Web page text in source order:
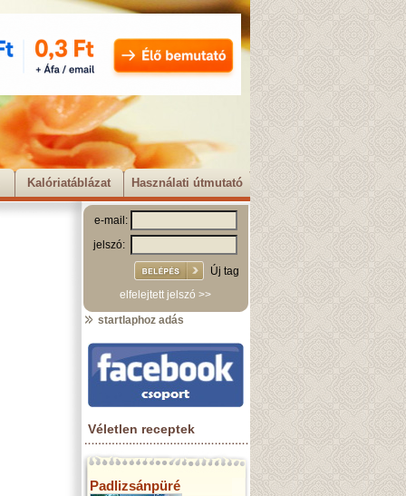
Kalóriatáblázat Használati útmutató
e-mail:
jelszó:
Új tag
elfelejtett jelszó >>
startlaphoz adás
Véletlen receptek
Padlizsánpüré